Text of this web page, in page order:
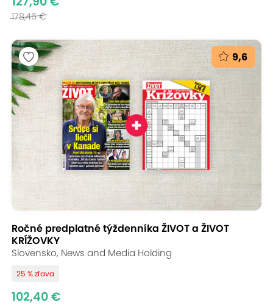
178,46 €
9,6
Ročné predplatné týždenníka ŽIVOT a ŽIVOT
KRÍŽOVKY
Slovensko, News and Media Holding
25 % zľava
102,40 €